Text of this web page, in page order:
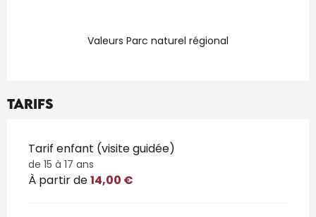
Valeurs Parc naturel régional
Tarifs
Tarifs 2026
Tarif enfant (visite guidée)
de 15 à 17 ans
À partir de14,00 €